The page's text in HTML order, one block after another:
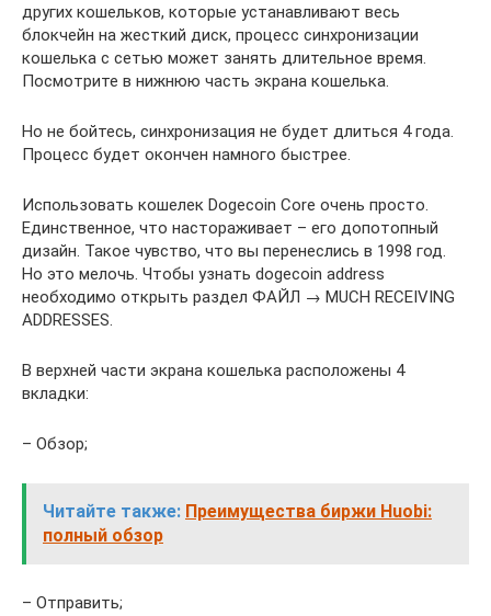
других кошельков, которые устанавливают весь
блокчейн на жесткий диск, процесс синхронизации
кошелька с сетью может занять длительное время.
Посмотрите в нижнюю часть экрана кошелька.
Но не бойтесь, синхронизация не будет длиться 4 года.
Процесс будет окончен намного быстрее.
Использовать кошелек Dogecoin Core очень просто.
Единственное, что настораживает – его допотопный
дизайн. Такое чувство, что вы перенеслись в 1998 год.
Но это мелочь. Чтобы узнать dogecoin address
необходимо открыть раздел ФАЙЛ → MUCH RECEIVING
ADDRESSES.
В верхней части экрана кошелька расположены 4
вкладки:
– Обзор;
Читайте также: Преимущества биржи Huobi:
полный обзор
– Отправить;